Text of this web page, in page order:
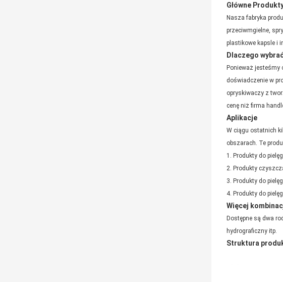
Główne
Nasza fabryka
przeciwmgielne,
plastikowe kapsle i
Dlaczego
Ponieważ jesteśmy
doświadczenie w
opryskiwaczy z
cenę niż firma
Aplikacje
W ciągu ostatnich
obszarach. Te
1. Produkty do
2. Produkty
3. Produkty do
4. Produkty do
Więcej
Dostępne są dwa
hydrograficzny itp.
Struktura